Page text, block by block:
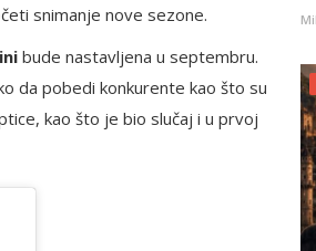
snimanje nove sezone.
bude nastavljena u septembru.
da pobedi konkurente kao što su
kao što je bio slučaj i u prvoj